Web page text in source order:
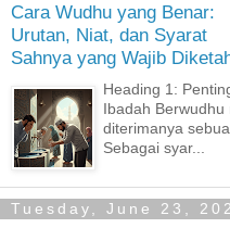
Cara Wudhu yang Benar:
Urutan, Niat, dan Syarat
Sahnya yang Wajib
Heading 1:
Ibadah
diterimanya
Sebagai syar...
Tuesday, June 23,